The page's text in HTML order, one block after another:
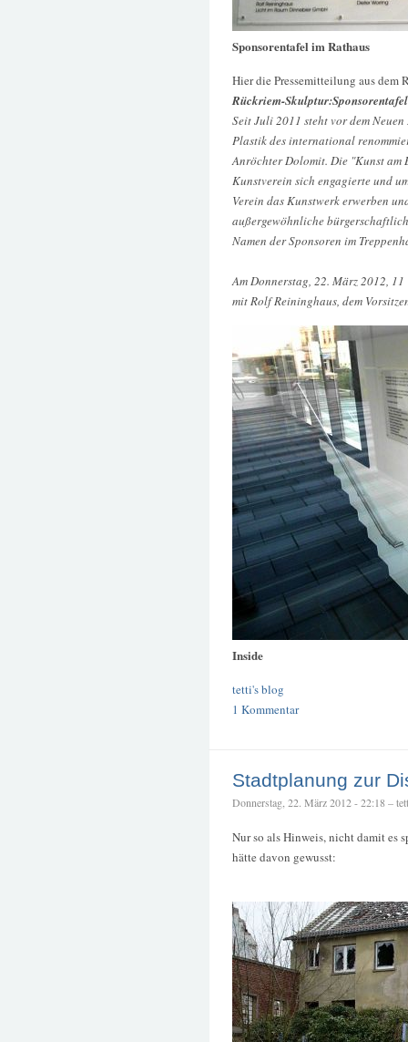
Sponsorentafel im Rathaus
Hier die Pressemitteilung aus dem
Rückriem-
Seit Juli 2011 steht vor dem
Plastik des international
Anröchter Dolomit. Die "Kunst
Kunstverein sich engagierte und
Verein das Kunstwerk erwerben
außergewöhnliche
Namen der Sponsoren im
Am Donnerstag, 22. März 2012,
mit Rolf Reininghaus, dem
Inside
tetti's blog
1 Kommentar
Stadtplanung zur
Donnerstag, 22. März 2012 - 22:18 –
Nur so als Hinweis, nicht damit es
hätte davon gewusst: